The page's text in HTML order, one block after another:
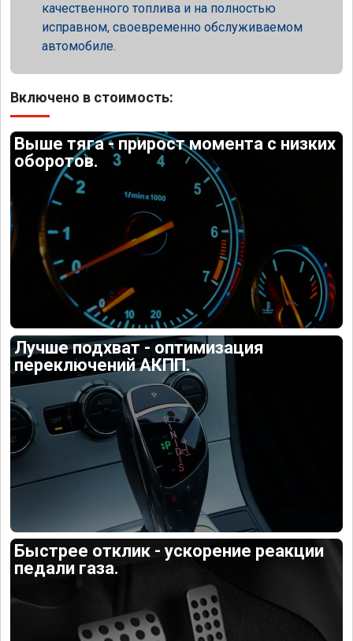
качественного топлива и на полностью
исправном, своевременно обслуживаемом
автомобиле.
Включено в стоимость:
Выше тяга - прирост момента с низких
оборотов.
Лучше подхват - оптимизация
переключений АКПП.
Быстрее отклик - ускорение реакции
педали газа.